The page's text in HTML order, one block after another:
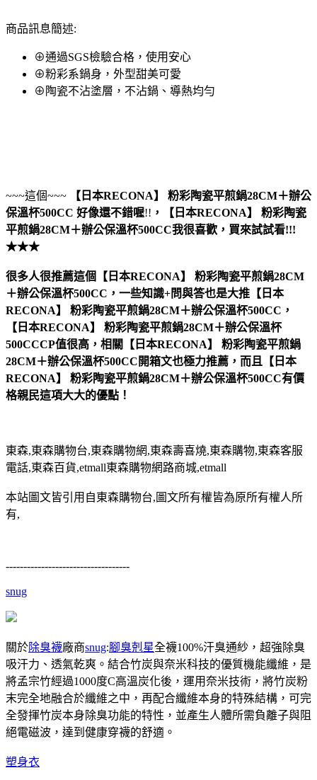
商品訊息簡述:
⊕通過SGS檢驗合格，使用安心
⊕粉彩系鍋身，外型甜美可愛
⊕陶瓷不沾塗層，不沾鍋、導熱均勻
~~~這個~~~
【日本RECONA】 粉彩陶瓷平煎鍋28CM＋辦公
保溫杯500CC 好像還不錯喔!! ，
【日本RECONA】 粉彩陶瓷
平煎鍋28CM＋辦公保溫杯500CC我很喜歡，買來試試看!!!
★★★
很多人很推薦這個【日本RECONA】 粉彩陶瓷平煎鍋28CM
＋辦公保溫杯500CC，一些知識+問與答也是大推【日本
RECONA】 粉彩陶瓷平煎鍋28CM＋辦公保溫杯500CC，
【日本RECONA】 粉彩陶瓷平煎鍋28CM＋辦公保溫杯
500CCCP值很高，相關【日本RECONA】 粉彩陶瓷平煎鍋
28CM＋辦公保溫杯500CC開箱文也極力推薦，而且【日本
RECONA】 粉彩陶瓷平煎鍋28CM＋辦公保溫杯500CC有價
格親民這項大大的優點！
東森,東森購物台,東森購物網,東森壽喜燒,東森購物,東森客服
電話,東森百貨,etmall東森購物網路商城,etmall
本站圖文皆引用自東森購物台,圖文所有權皆為原所有權人所
有,
-----------------------------------
snug
關於除臭襪廠商snug:腳臭剋星全襪100%汗臭通紗，超強除臭
吸汗力、透氣乾爽。結合竹炭與奈米科技的優質機能纖維，是
將孟宗竹經過1000度C高溫炭化後，運用奈米技術，將竹炭粉
末完全地融合於纖維之中，再配合纖維本身的特殊結構，可完
全發揮竹炭本身除臭功能的特性，並產生人體所需負離子與阻
絕電磁波，達到健康穿襪的舒適。
塑身衣